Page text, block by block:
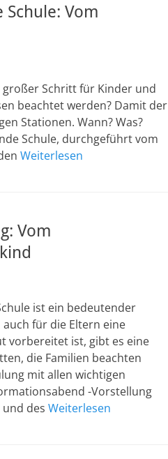
Vom
Schritt für Kinder und
beachtet werden? Damit der
Stationen. Wann? Was?
Schule, durchgeführt vom
Weiterlesen
Vom
ist ein bedeutender
für die Eltern eine
vorbereitet ist, gibt es eine
die Familien beachten
mit allen wichtigen
-Vorstellung
und des Weiterlesen